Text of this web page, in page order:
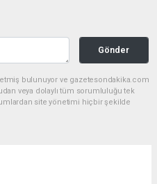
Gönder
etmiş bulunuyor ve gazetesondakika.com
veya dolaylı tüm sorumluluğu tek
site yönetimi hiçbir şekilde